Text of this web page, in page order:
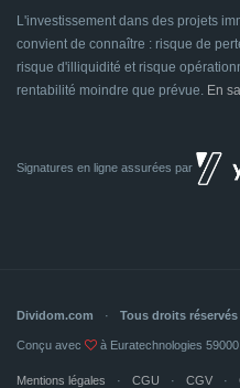
L'investissement dans des projets
convient de connaître : risque de
risque d'illiquidité et risque
rentabilité moindre que prévue. En
Signatures en ligne assurées par
Dividom.com Tous droits réservés
Conçu avec à Euratechnologies 59000
Mentions légales CGU CGV